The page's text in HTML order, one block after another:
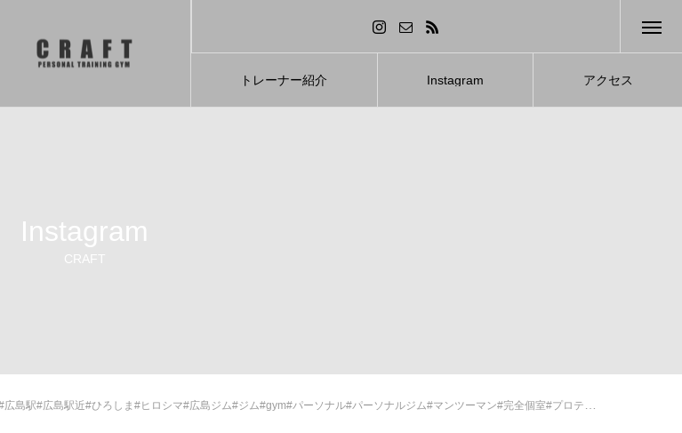
トレーナー紹介 Instagram アクセス
Instagram
CRAFT
マ#広島ジム#ジム#gym#パーソナル#パーソナルジム#マンツーマン#完全個室#プロテイン#低糖質#ダイエット#diet#筋トレ#トレーニング#ボディメイク#くびれ#足痩せ#腹筋#フォロー返し#like4likes#like4follow#followme